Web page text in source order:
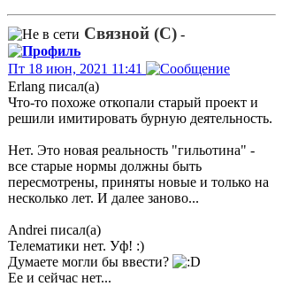
Связной (С) -
Пт 18 июн, 2021 11:41
Erlang писал(а)
Что-то похоже откопали старый проект и
решили имитировать бурную деятельность.
Нет. Это новая реальность "гильотина" -
все старые нормы должны быть
пересмотрены, приняты новые и только на
несколько лет. И далее заново...
Andrei писал(а)
Телематики нет. Уф! :)
Думаете могли бы ввести?
Ее и сейчас нет...